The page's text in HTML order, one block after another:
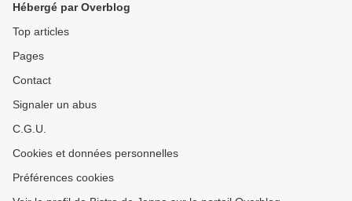
Hébergé par Overblog
Top articles
Pages
Contact
Signaler un abus
C.G.U.
Cookies et données personnelles
Préférences cookies